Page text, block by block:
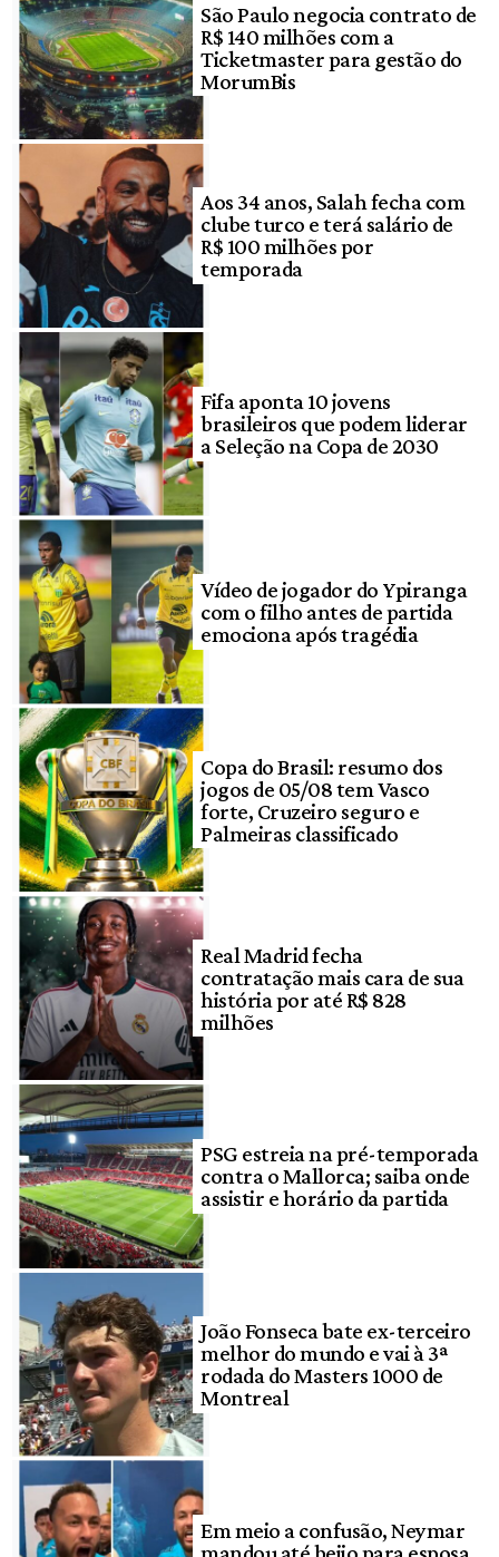
São Paulo negocia contrato de
R$ 140 milhões com a
Ticketmaster para gestão do
MorumBis
Aos 34 anos, Salah fecha com
clube turco e terá salário de
R$ 100 milhões por
temporada
Fifa aponta 10 jovens
brasileiros que podem liderar
a Seleção na Copa de 2030
Vídeo de jogador do Ypiranga
com o filho antes de partida
emociona após tragédia
Copa do Brasil: resumo dos
jogos de 05/08 tem Vasco
forte, Cruzeiro seguro e
Palmeiras classificado
Real Madrid fecha
contratação mais cara de sua
história por até R$ 828
milhões
PSG estreia na pré-temporada
contra o Mallorca; saiba onde
assistir e horário da partida
João Fonseca bate ex-terceiro
melhor do mundo e vai à 3ª
rodada do Masters 1000 de
Montreal
Em meio a confusão, Neymar